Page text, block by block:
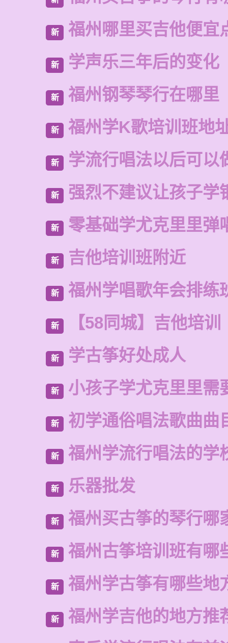
新 福州哪里买吉他便宜
新 学声乐三年后的变化
新 福州钢琴琴行在哪里
新 福州学K歌培训班地
新 学流行唱法以后可以
新 强烈不建议让孩子学
新 零基础学尤克里里弹
新 吉他培训班附近
新 福州学唱歌年会排练
新 【58同城】吉他培训
新 学古筝好处成人
新 小孩子学尤克里里需
新 初学通俗唱法歌曲曲
新 福州学流行唱法的学
新 乐器批发
新 福州买古筝的琴行哪
新 福州古筝培训班有哪
新 福州学古筝有哪些地
新
福州学吉他的地方推